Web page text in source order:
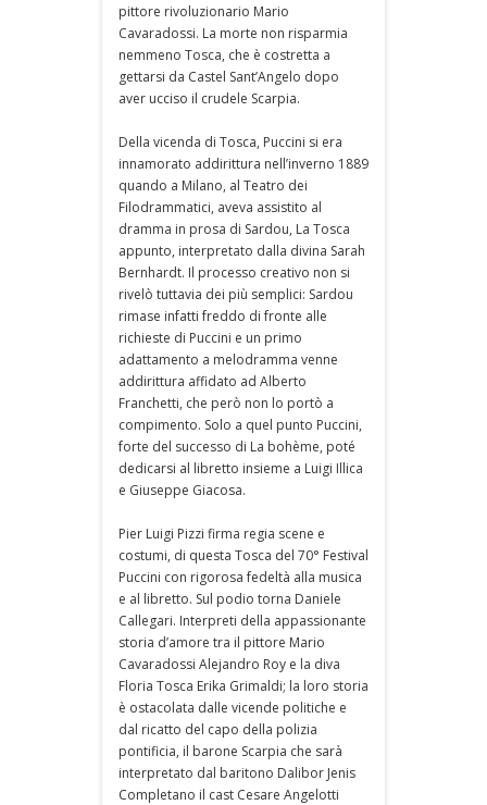
pittore rivoluzionario Mario
Cavaradossi. La morte non risparmia
nemmeno Tosca, che è costretta a
gettarsi da Castel Sant’Angelo dopo
aver ucciso il crudele Scarpia.
Della vicenda di Tosca, Puccini si era
innamorato addirittura nell’inverno 1889
quando a Milano, al Teatro dei
Filodrammatici, aveva assistito al
dramma in prosa di Sardou, La Tosca
appunto, interpretato dalla divina Sarah
Bernhardt. Il processo creativo non si
rivelò tuttavia dei più semplici: Sardou
rimase infatti freddo di fronte alle
richieste di Puccini e un primo
adattamento a melodramma venne
addirittura affidato ad Alberto
Franchetti, che però non lo portò a
compimento. Solo a quel punto Puccini,
forte del successo di La bohème, poté
dedicarsi al libretto insieme a Luigi Illica
e Giuseppe Giacosa.
Pier Luigi Pizzi firma regia scene e
costumi, di questa Tosca del 70° Festival
Puccini con rigorosa fedeltà alla musica
e al libretto. Sul podio torna Daniele
Callegari. Interpreti della appassionante
storia d’amore tra il pittore Mario
Cavaradossi Alejandro Roy e la diva
Floria Tosca Erika Grimaldi; la loro storia
è ostacolata dalle vicende politiche e
dal ricatto del capo della polizia
pontificia, il barone Scarpia che sarà
interpretato dal baritono Dalibor Jenis
Completano il cast Cesare Angelotti